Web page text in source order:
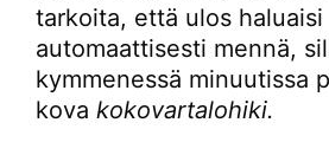
tarkoita, että ulos haluaisi
automaattisesti mennä,
kymmenessä minuutissa
kova kokovartalohiki.